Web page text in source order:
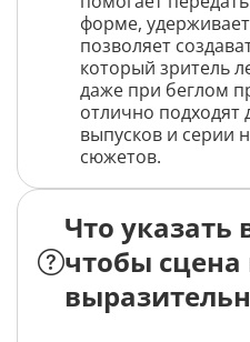
форме,
позволяет
который зритель
даже при беглом
отлично подходят
выпусков и серии
сюжетов.
Что указать
чтобы